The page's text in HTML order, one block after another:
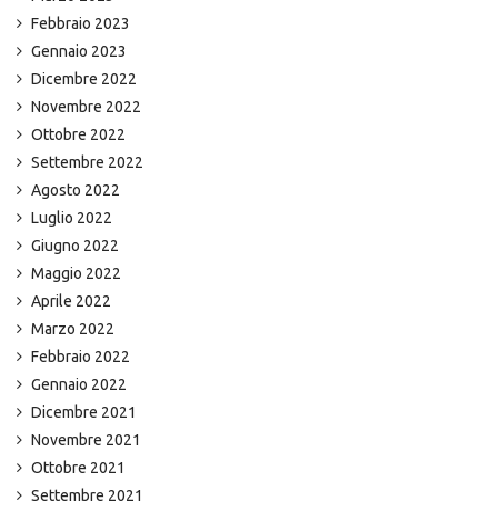
Febbraio 2023
Gennaio 2023
Dicembre 2022
Novembre 2022
Ottobre 2022
Settembre 2022
Agosto 2022
Luglio 2022
Giugno 2022
Maggio 2022
Aprile 2022
Marzo 2022
Febbraio 2022
Gennaio 2022
Dicembre 2021
Novembre 2021
Ottobre 2021
Settembre 2021